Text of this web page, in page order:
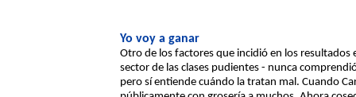
Yo voy a ganar
Otro de los factores que incidió en los resultados
sector de las clases pudientes - nunca
pero sí entiende cuándo la tratan mal. Cuando